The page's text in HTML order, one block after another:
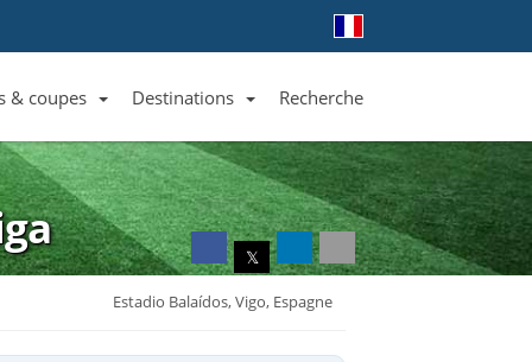
Liste des clubs et équipes
& coupes
Liste des ligues et coupes
Destinations
Toutes les destinations
Recherche
𝕏
Estadio Balaídos, Vigo, Espagne